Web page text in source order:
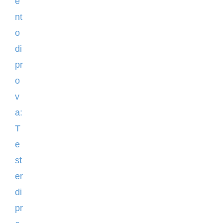
nt
o
di
pr
o
v
a:
T
e
st
er
di
pr